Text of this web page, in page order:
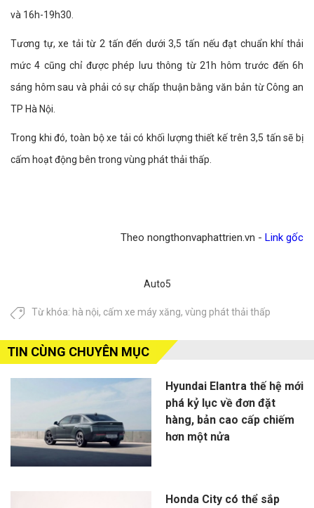
và 16h-19h30.
Tương tự, xe tải từ 2 tấn đến dưới 3,5 tấn nếu đạt chuẩn khí thải
mức 4 cũng chỉ được phép lưu thông từ 21h hôm trước đến 6h
sáng hôm sau và phải có sự chấp thuận bằng văn bản từ Công an
TP Hà Nội.
Trong khi đó, toàn bộ xe tải có khối lượng thiết kế trên 3,5 tấn sẽ bị
cấm hoạt động bên trong vùng phát thải thấp.
Theo nongthonvaphattrien.vn - Link gốc
Auto5
Từ khóa: hà nội, cấm xe máy xăng, vùng phát thải thấp
TIN CÙNG CHUYÊN MỤC
Hyundai Elantra thế hệ mới
phá kỷ lục về đơn đặt
hàng, bản cao cấp chiếm
hơn một nửa
Honda City có thể sắp